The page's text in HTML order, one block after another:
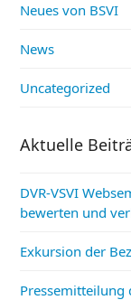
Neues von BSVI
News
Uncategorized
Aktuelle
DVR-VSVI
bewerten und
Exkursion der
Pressemitteilung